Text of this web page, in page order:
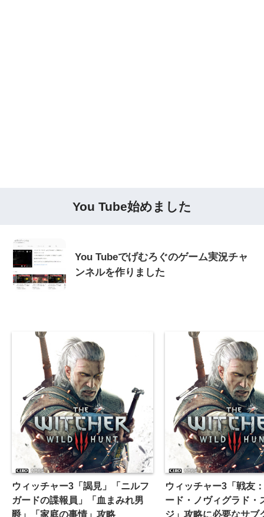
You Tube始めました
You Tubeでげむろぐのゲーム実況チャ
ンネルを作りました
ウィッチャー3「謁見」「ニルフ
ガードの諜報員」「血まみれ男
爵」「家庭の事情」攻略
ウィッチャー3「戦友
ード・ノヴィグラド・
ジ」攻略に必要なサブ